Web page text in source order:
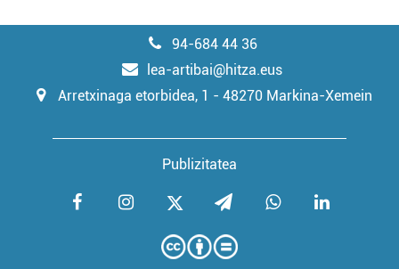
94-684 44 36
lea-artibai@hitza.eus
Arretxinaga etorbidea, 1 - 48270 Markina-Xemein
Publizitatea